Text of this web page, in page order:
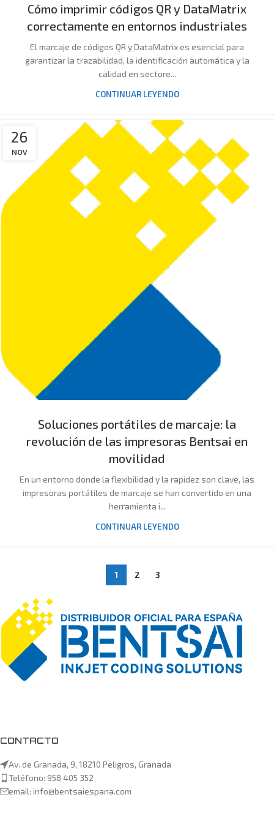
Cómo imprimir códigos QR y DataMatrix
correctamente en entornos industriales
El marcaje de códigos QR y DataMatrix es esencial para
garantizar la trazabilidad, la identificación automática y la
calidad en sectore...
CONTINUAR LEYENDO
26
NOV
Soluciones portátiles de marcaje: la
revolución de las impresoras Bentsai en
movilidad
En un entorno donde la flexibilidad y la rapidez son clave, las
impresoras portátiles de marcaje se han convertido en una
herramienta i...
CONTINUAR LEYENDO
1 2 3
CONTACTO
Av. de Granada, 9, 18210 Peligros, Granada
Teléfono: 958 405 352
email: info@bentsaiespana.com